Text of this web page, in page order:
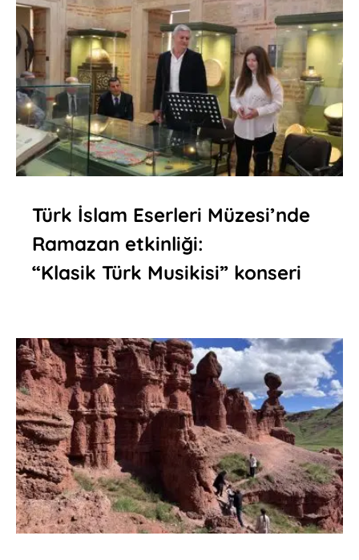
Türk İslam Eserleri Müzesi’nde
Ramazan etkinliği:
“Klasik Türk Musikisi” konseri